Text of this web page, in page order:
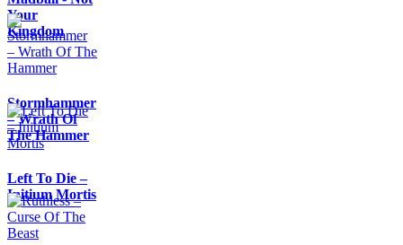
Your
Kingdom
Stormhammer
– Wrath Of
The Hammer
Left To Die –
Initium Mortis